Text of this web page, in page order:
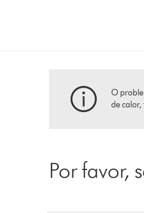
O
de
Por favor,